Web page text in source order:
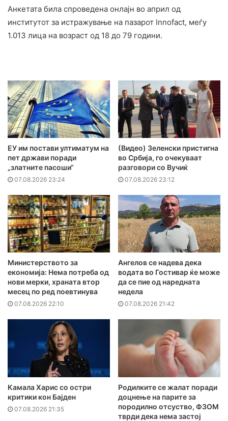
Анкетата била спроведена онлајн во април од
институтот за истражување на пазарот Innofact, меѓу
1.013 лица на возраст од 18 до 79 години.
ЕУ им постави ултиматум на
пет држави поради
„златните пасоши“
07.08.2026 23:24
(Видео) Зеленски пристигна
во Србија, го очекуваат
разговори со Вучиќ
07.08.2026 23:12
Министерството за
економија: Нема потреба од
нови мерки, храната втор
месец по ред поевтинува
07.08.2026 22:10
Ангелов се надева дека
водата во Гостивар ќе може
да се пие од наредната
недела
07.08.2026 21:42
Камала Харис со остри
критики кон Бајден
07.08.2026 21:35
Родилките се жалат поради
доцнење на парите за
породилно отсуство, ФЗОМ
тврди дека нема застој